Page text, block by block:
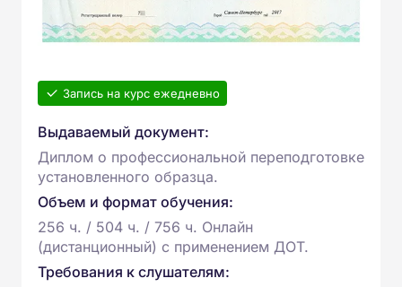
Запись на курс ежедневно
Выдаваемый документ:
Диплом о профессиональной переподготовке
установленного образца.
Объем и формат обучения:
256 ч. / 504 ч. / 756 ч. Онлайн
(дистанционный) с применением ДОТ.
Требования к слушателям: